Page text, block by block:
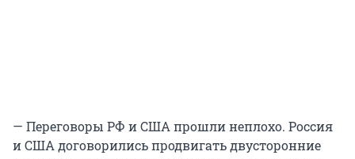
— Переговоры РФ и США прошли неплохо. Россия
и США договорились продвигать двусторонние